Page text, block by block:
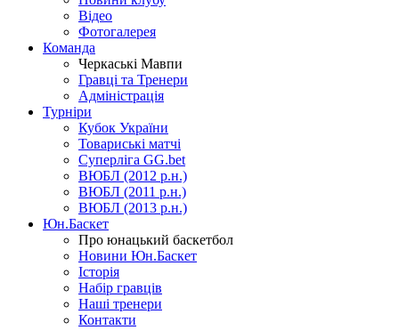
Відео
Фотогалерея
Команда
Черкаські Мавпи
Гравці та Тренери
Адміністрація
Турніри
Кубок України
Товариські матчі
Суперліга GG.bet
ВЮБЛ (2012 р.н.)
ВЮБЛ (2011 р.н.)
ВЮБЛ (2013 р.н.)
Юн.Баскет
Про юнацький баскетбол
Новини Юн.Баскет
Історія
Набір гравців
Наші тренери
Контакти